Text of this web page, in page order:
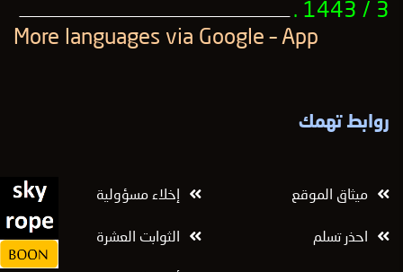
3 / 1443 .
ــــــــــــــــــــــــــــــــــــــــــــــــــــــــــــــــــــــــــــــــــــــــــــــــــــ
روابط تهمك
ميثاق الموقع إخلاء مسؤولية
احذر تسلم الثوابت العشرة